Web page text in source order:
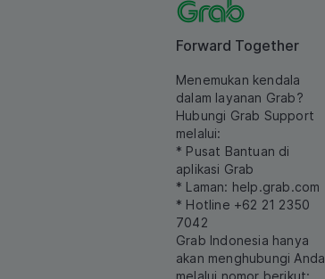
Forward Together
Menemukan kendala
dalam layanan Grab?
Hubungi Grab Support
melalui:
* Pusat Bantuan di
aplikasi Grab
* Laman: help.grab.com
* Hotline +62 21 2350
7042
Grab Indonesia hanya
akan menghubungi Anda
melalui nomor berikut: